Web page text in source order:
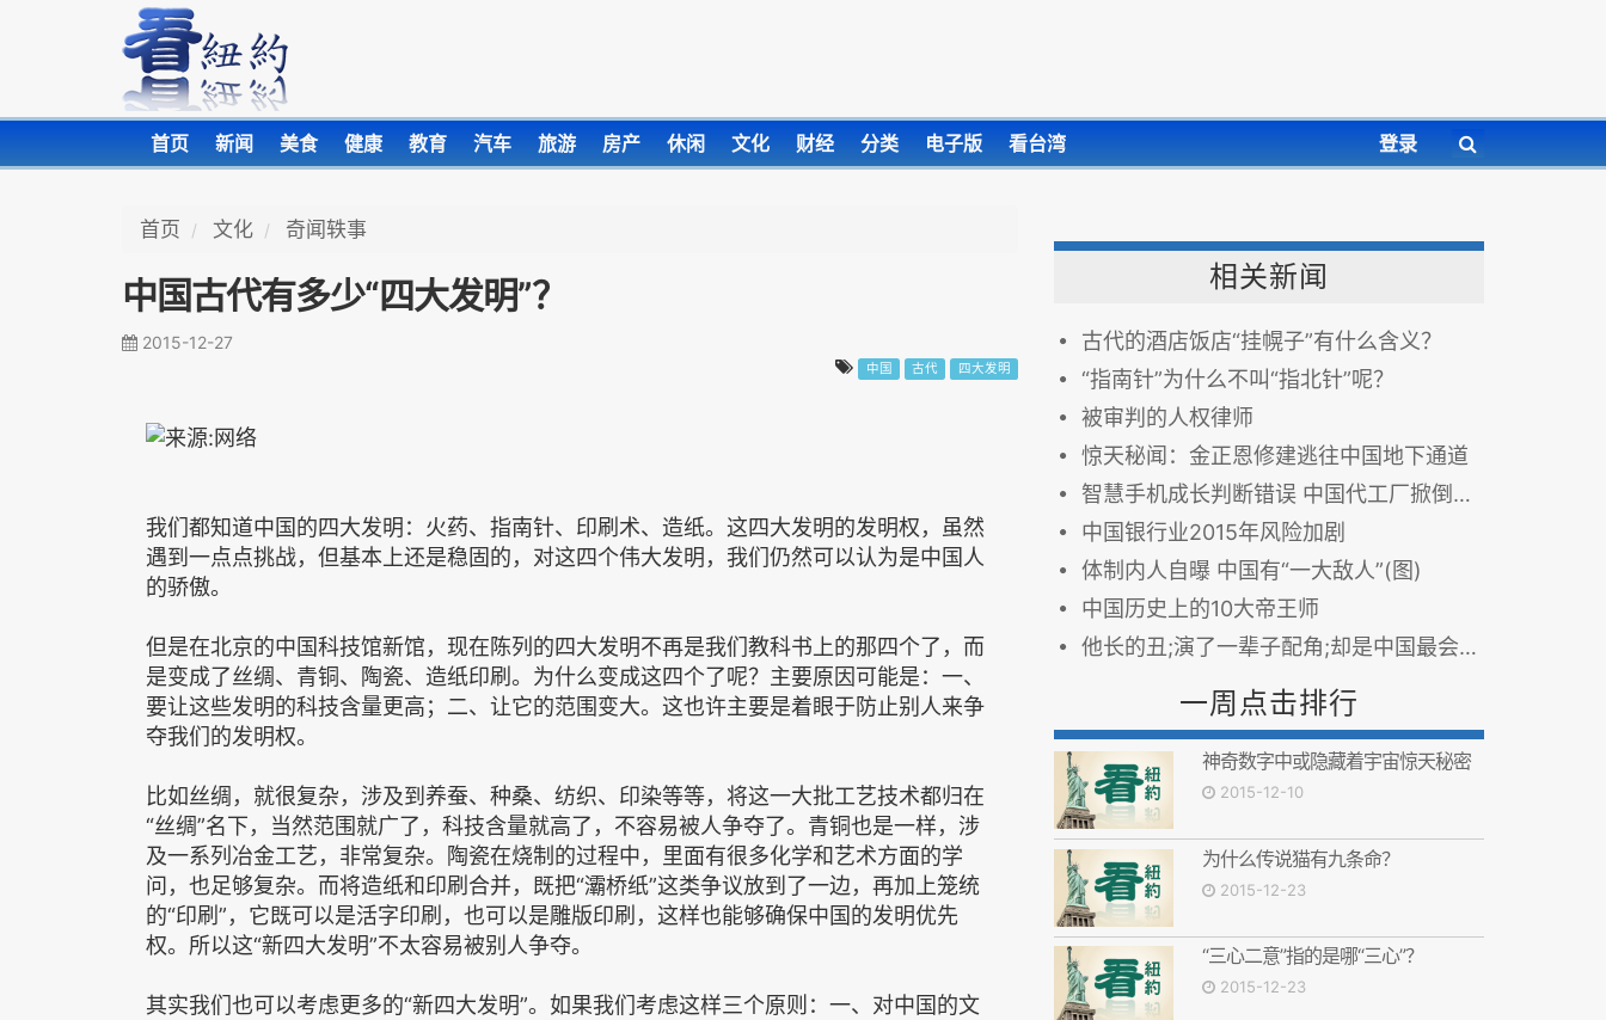
首页 新闻 美食 健康 教育 汽车 旅游 房产 休闲 文化 财经 分类 电子版 看台湾 登录
首页 文化 奇闻轶事
中国古代有多少“四大发明”？
2015-12-27
中国 古代 四大发明
我们都知道中国的四大发明：火药、指南针、印刷术、造纸。这四大发明的发明权，虽然
遇到一点点挑战，但基本上还是稳固的，对这四个伟大发明，我们仍然可以认为是中国人
的骄傲。
但是在北京的中国科技馆新馆，现在陈列的四大发明不再是我们教科书上的那四个了，而
是变成了丝绸、青铜、陶瓷、造纸印刷。为什么变成这四个了呢？主要原因可能是：一、
要让这些发明的科技含量更高；二、让它的范围变大。这也许主要是着眼于防止别人来争
夺我们的发明权。
比如丝绸，就很复杂，涉及到养蚕、种桑、纺织、印染等等，将这一大批工艺技术都归在
“丝绸”名下，当然范围就广了，科技含量就高了，不容易被人争夺了。青铜也是一样，涉
及一系列冶金工艺，非常复杂。陶瓷在烧制的过程中，里面有很多化学和艺术方面的学
问，也足够复杂。而将造纸和印刷合并，既把“灞桥纸”这类争议放到了一边，再加上笼统
的“印刷”，它既可以是活字印刷，也可以是雕版印刷，这样也能够确保中国的发明优先
权。所以这“新四大发明”不太容易被别人争夺。
其实我们也可以考虑更多的“新四大发明”。如果我们考虑这样三个原则：一、对中国的文
相关新闻
古代的酒店饭店“挂幌子”有什么含义？
“指南针”为什么不叫“指北针”呢？
被审判的人权律师
惊天秘闻：金正恩修建逃往中国地下通道
智慧手机成长判断错误 中国代工厂掀倒闭潮
中国银行业2015年风险加剧
体制内人自曝 中国有“一大敌人”(图)
中国历史上的10大帝王师
他长的丑;演了一辈子配角;却是中国最会穿衣服的男人
一周点击排行
神奇数字中或隐藏着宇宙惊天秘密
2015-12-10
为什么传说猫有九条命？
2015-12-23
“三心二意”指的是哪“三心”？
2015-12-23